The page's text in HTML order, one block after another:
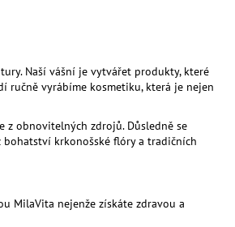
Naší vášní je vytvářet produkty, které
vyrábíme kosmetiku, která je nejen
z obnovitelných zdrojů. Důsledně se
krkonošské flóry a tradičních
MilaVita nejenže získáte zdravou a